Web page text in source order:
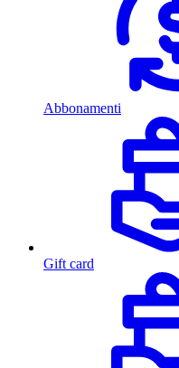
Abbonamenti
Gift card